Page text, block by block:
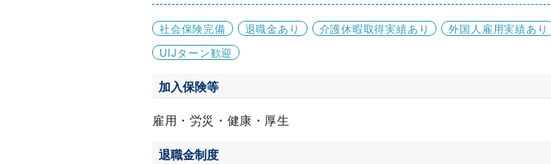
社会保険完備 退職金あり 介護休暇取得実績あり
外国人雇用実績あり
UIJターン歓迎
加入保険等
雇用・労災・健康・厚生
退職金制度